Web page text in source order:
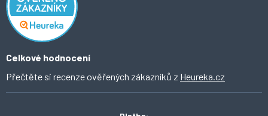
O Ahomi
Ochrana osobních údajů
Celkové hodnocení
Přečtěte si recenze ověřených zákazníků z Heureka.cz